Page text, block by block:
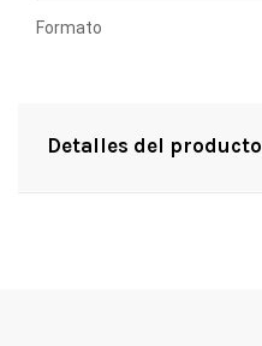
Formato
Detalles del producto